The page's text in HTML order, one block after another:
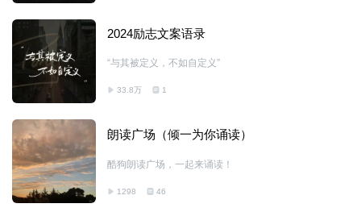
2024励志文案语录
“与其被定义，不如自定义”
33.8万 1
朗读广场（倾一为你诵读）
酷狗朗读广场，一起来诵读！
1298 46